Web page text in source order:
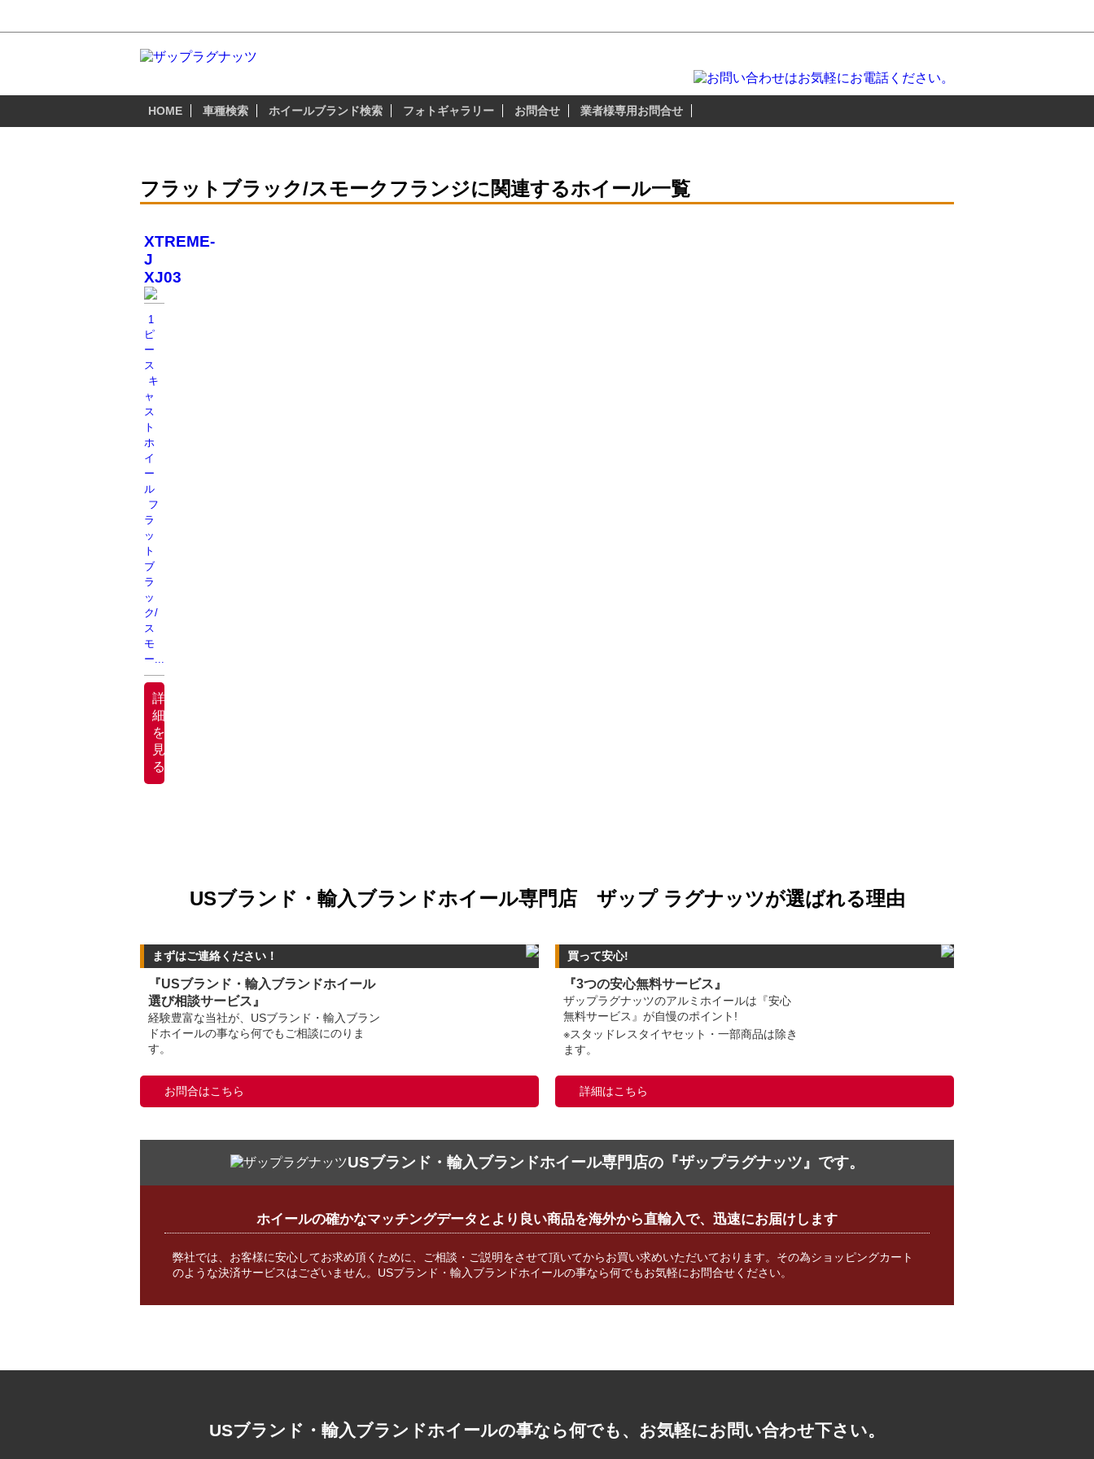
HOME 車種検索 ホイールブランド検索 フォトギャラリー お問合せ 業者様専用お問合せ
フラットブラック/スモークフランジに関連するホイール一覧
XTREME-
J
XJ03
1
ピ
ー
ス
キ
ャ
ス
ト
ホ
イ
ー
ル
フ
ラ
ッ
ト
ブ
ラ
ッ
ク/
ス
モ
ー...
詳
細
を
見
る
USブランド・輸入ブランドホイール専門店 ザップ ラグナッツが選ばれる理由
まずはご連絡ください！
『USブランド・輸入ブランドホイール
選び相談サービス』
経験豊富な当社が、USブランド・輸入ブラン
ドホイールの事なら何でもご相談にのりま
す。
お問合はこちら
買って安心!
『3つの安心無料サービス』
ザップラグナッツのアルミホイールは『安心
無料サービス』が自慢のポイント!
※スタッドレスタイヤセット・一部商品は除き
ます。
詳細はこちら
USブランド・輸入ブランドホイール専門店の『ザップラグナッツ』です。
ホイールの確かなマッチングデータとより良い商品を海外から直輸入で、迅速にお届けします
弊社では、お客様に安心してお求め頂くために、ご相談・ご説明をさせて頂いてからお買い求めいただいております。その為ショッピングカート
のような決済サービスはございません。USブランド・輸入ブランドホイールの事なら何でもお気軽にお問合せください。
USブランド・輸入ブランドホイールの事なら何でも、お気軽にお問い合わせ下さい。